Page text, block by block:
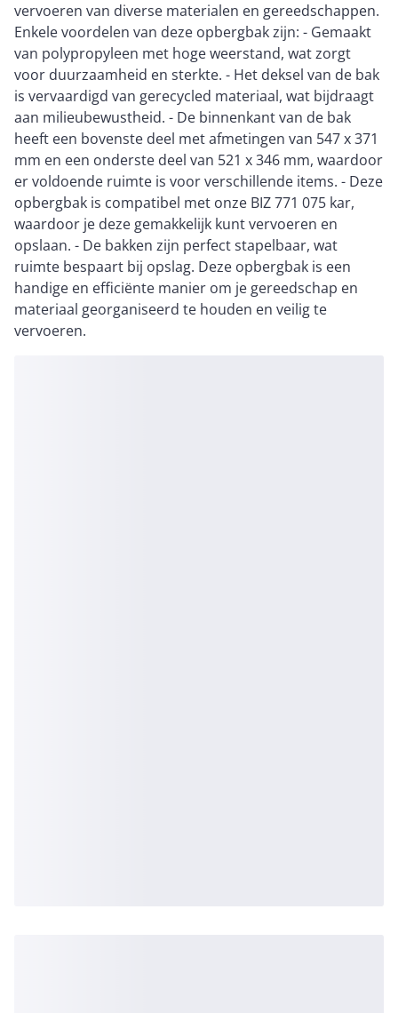
vervoeren van diverse materialen en gereedschappen.
Enkele voordelen van deze opbergbak zijn: - Gemaakt
van polypropyleen met hoge weerstand, wat zorgt
voor duurzaamheid en sterkte. - Het deksel van de bak
is vervaardigd van gerecycled materiaal, wat bijdraagt
aan milieubewustheid. - De binnenkant van de bak
heeft een bovenste deel met afmetingen van 547 x 371
mm en een onderste deel van 521 x 346 mm, waardoor
er voldoende ruimte is voor verschillende items. - Deze
opbergbak is compatibel met onze BIZ 771 075 kar,
waardoor je deze gemakkelijk kunt vervoeren en
opslaan. - De bakken zijn perfect stapelbaar, wat
ruimte bespaart bij opslag. Deze opbergbak is een
handige en efficiënte manier om je gereedschap en
materiaal georganiseerd te houden en veilig te
vervoeren.